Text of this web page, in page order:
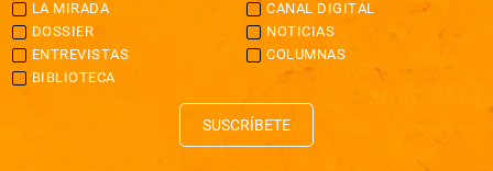
LA MIRADA
CANAL DIGITAL
DOSSIER
NOTICIAS
ENTREVISTAS
COLUMNAS
BIBLIOTECA
SUSCRÍBETE